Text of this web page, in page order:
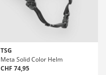
TSG
Meta Solid Color Helm
CHF 74,95